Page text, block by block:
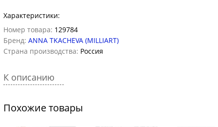
Характеристики:
Номер товара: 129784
Бренд: ANNA TKACHEVA (MILLIART)
Страна производства: Россия
К описанию
Похожие товары